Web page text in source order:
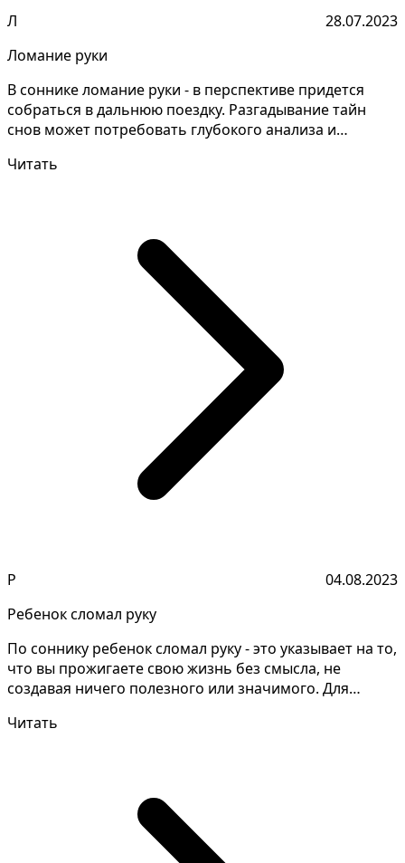
Л
28.07.2023
Ломание руки
В соннике ломание руки - в перспективе придется
собраться в дальнюю поездку. Разгадывание тайн
снов может потребовать глубокого анализа и
Читать
Р
04.08.2023
Ребенок сломал руку
По соннику ребенок сломал руку - это указывает на то,
что вы прожигаете свою жизнь без смысла, не
создавая ничего полезного или значимого. Для
Читать